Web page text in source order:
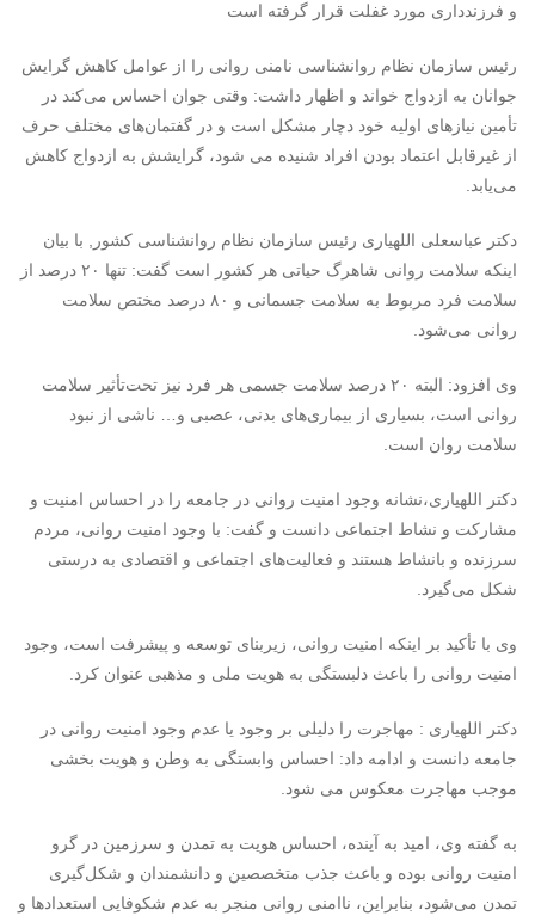
و فرزندداری مورد غفلت قرار گرفته است
رئیس سازمان نظام روانشناسی نامنی روانی را از عوامل کاهش گرایش
جوانان به ازدواج خواند و اظهار داشت: وقتی جوان احساس می‌کند در
تأمین نیازهای اولیه خود دچار مشکل است و در گفتمان‌های مختلف حرف
از غیرقابل اعتماد بودن افراد شنیده می شود، گرایشش به ازدواج کاهش
می‌یابد.
دکتر عباسعلی اللهیاری رئیس سازمان نظام روانشناسی کشور, با بیان
اینکه سلامت روانی شاهرگ حیاتی هر کشور است گفت: تنها ۲۰ درصد از
سلامت فرد مربوط به سلامت جسمانی و ۸۰ درصد مختص سلامت
روانی می‌شود.
وی افزود: البته ۲۰ درصد سلامت جسمی هر فرد نیز تحت‌تأثیر سلامت
روانی است، بسیاری از بیماری‌های بدنی، عصبی و… ناشی از نبود
سلامت روان است.
دکتر اللهیاری،نشانه وجود امنیت روانی در جامعه را در احساس امنیت و
مشارکت و نشاط اجتماعی دانست و گفت: با وجود امنیت روانی، مردم
سرزنده و بانشاط هستند و فعالیت‌های اجتماعی و اقتصادی به درستی
شکل می‌گیرد.
وی با تأکید بر اینکه امنیت روانی، زیربنای توسعه و پیشرفت است، وجود
امنیت روانی را باعث دلبستگی به هویت ملی و مذهبی عنوان کرد.
دکتر اللهیاری : مهاجرت را دلیلی بر وجود یا عدم وجود امنیت روانی در
جامعه دانست و ادامه داد: احساس وابستگی به وطن و هویت بخشی
موجب مهاجرت معکوس می شود.
به گفته وی، امید به آینده، احساس هویت به تمدن و سرزمین در گرو
امنیت روانی بوده و باعث جذب متخصصین و دانشمندان و شکل‌گیری
تمدن می‌شود، بنابراین، ناامنی روانی منجر به عدم شکوفایی استعدادها و